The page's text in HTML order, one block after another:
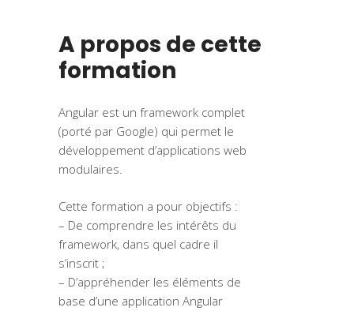
A propos de cette
formation
Angular est un framework complet
(porté par Google) qui permet le
développement d’applications web
modulaires.
Cette formation a pour objectifs :
– De comprendre les intérêts du
framework, dans quel cadre il
s’inscrit ;
– D’appréhender les éléments de
base d’une application Angular